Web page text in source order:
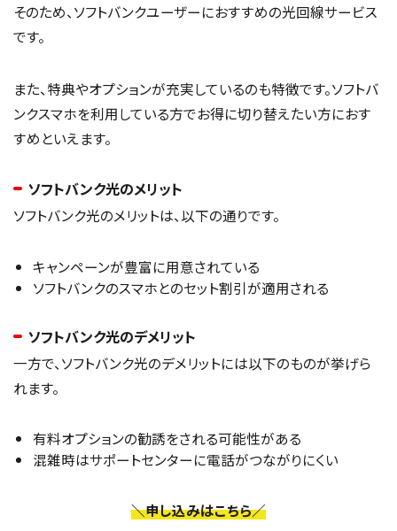
そのため、ソフトバンクユーザーにおすすめの光回線サービス
です。
また、特典やオプションが充実しているのも特徴です。ソフトバ
ンクスマホを利用している方でお得に切り替えたい方におす
すめといえます。
ソフトバンク光のメリット
ソフトバンク光のメリットは、以下の通りです。
キャンペーンが豊富に用意されている
ソフトバンクのスマホとのセット割引が適用される
ソフトバンク光のデメリット
一方で、ソフトバンク光のデメリットには以下のものが挙げら
れます。
有料オプションの勧誘をされる可能性がある
混雑時はサポートセンターに電話がつながりにくい
＼申し込みはこちら／